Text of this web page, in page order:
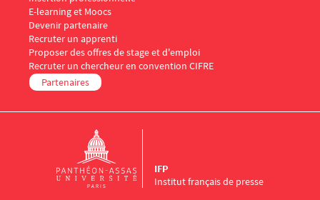
E-learning et Moocs
Menu Footer IFP 5
Devenir partenaire
Recruter un apprenti
Proposer des offres de stage et d'emploi
Recruter un chercheur en convention CIFRE
Partenaires
Institut français de presse
IFP